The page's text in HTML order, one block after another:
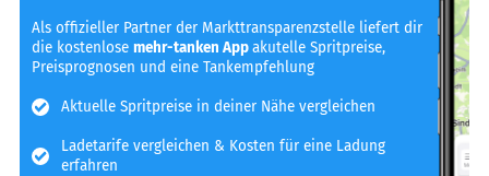
Als offizieller Partner der Markttransparenzstelle liefert dir
die kostenlosemehr-tanken Appakutelle Spritpreise,
Preisprognosen und eine Tankempfehlung
Aktuelle Spritpreise in deiner Nähe vergleichen
Ladetarife vergleichen & Kosten für eine Ladung
erfahren